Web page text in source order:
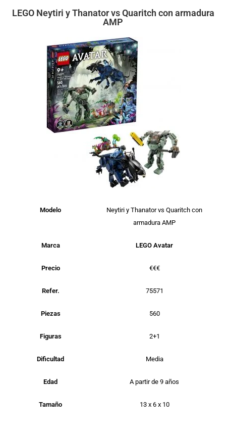
LEGO Neytiri y Thanator vs Quaritch con armadura
AMP
Modelo
Neytiri y Thanator vs Quaritch con
armadura AMP
Marca LEGO Avatar
Precio €€€
Refer. 75571
Piezas 560
Figuras 2+1
Dificultad Media
Edad A partir de 9 años
Tamaño 13 x 6 x 10